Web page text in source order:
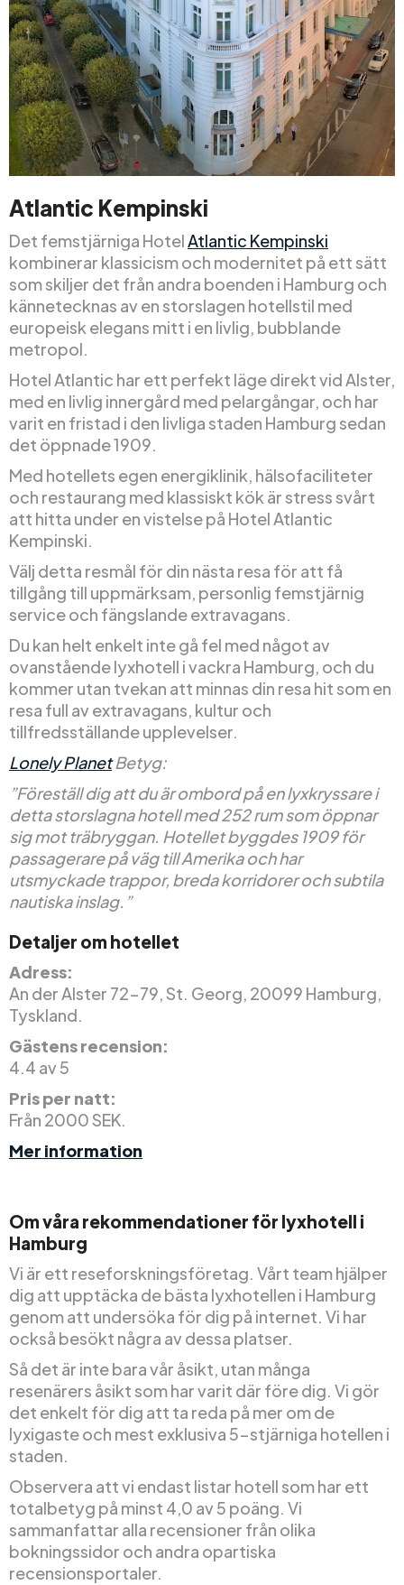
Atlantic Kempinski
Det femstjärniga HotelAtlantic Kempinski
kombinerar klassicism och modernitet på ett sätt
som skiljer det från andra boenden i Hamburg och
kännetecknas av en storslagen hotellstil med
europeisk elegans mitt i en livlig, bubblande
metropol.
Hotel Atlantic har ett perfekt läge direkt vid Alster,
med en livlig innergård med pelargångar, och har
varit en fristad i den livliga staden Hamburg sedan
det öppnade 1909.
Med hotellets egen energiklinik, hälsofaciliteter
och restaurang med klassiskt kök är stress svårt
att hitta under en vistelse på Hotel Atlantic
Kempinski.
Välj detta resmål för din nästa resa för att få
tillgång till uppmärksam, personlig femstjärnig
service och fängslande extravagans.
Du kan helt enkelt inte gå fel med något av
ovanstående lyxhotell i vackra Hamburg, och du
kommer utan tvekan att minnas din resa hit som en
resa full av extravagans, kultur och
tillfredsställande upplevelser.
Lonely PlanetBetyg:
”Föreställ dig att du är ombord på en lyxkryssare i
detta storslagna hotell med 252 rum som öppnar
sig mot träbryggan. Hotellet byggdes 1909 för
passagerare på väg till Amerika och har
utsmyckade trappor, breda korridorer och subtila
nautiska inslag.”
Detaljer om hotellet
Adress:
An der Alster 72-79, St. Georg, 20099 Hamburg,
Tyskland.
Gästens recension:
4.4 av 5
Pris per natt:
Från 2000 SEK.
Mer information
Om våra rekommendationer för lyxhotell i
Hamburg
Vi är ett reseforskningsföretag. Vårt team hjälper
dig att upptäcka de bästa lyxhotellen i Hamburg
genom att undersöka för dig på internet. Vi har
också besökt några av dessa platser.
Så det är inte bara vår åsikt, utan många
resenärers åsikt som har varit där före dig. Vi gör
det enkelt för dig att ta reda på mer om de
lyxigaste och mest exklusiva 5-stjärniga hotellen i
staden.
Observera att vi endast listar hotell som har ett
totalbetyg på minst 4,0 av 5 poäng. Vi
sammanfattar alla recensioner från olika
bokningssidor och andra opartiska
recensionsportaler.